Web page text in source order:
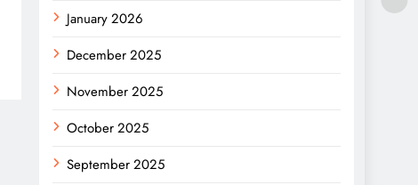
January 2026
December 2025
November 2025
October 2025
September 2025